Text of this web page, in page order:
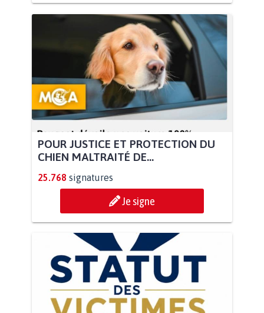
POUR JUSTICE ET PROTECTION DU
CHIEN MALTRAITÉ DE...
25.768 signatures
Je signe